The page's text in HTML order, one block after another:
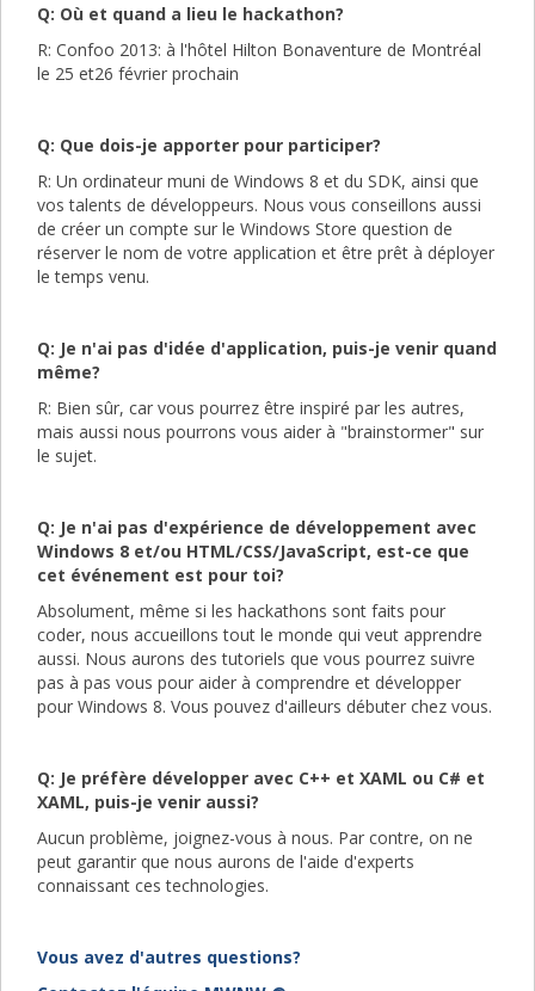
Q: Où et quand a lieu le hackathon?
R: Confoo 2013: à l'hôtel Hilton Bonaventure de Montréal
le 25 et26 février prochain
Q: Que dois-je apporter pour participer?
R: Un ordinateur muni de Windows 8 et du SDK, ainsi que
vos talents de développeurs. Nous vous conseillons aussi
de créer un compte sur le Windows Store question de
réserver le nom de votre application et être prêt à déployer
le temps venu.
Q: Je n'ai pas d'idée d'application, puis-je venir quand
même?
R: Bien sûr, car vous pourrez être inspiré par les autres,
mais aussi nous pourrons vous aider à "brainstormer" sur
le sujet.
Q: Je n'ai pas d'expérience de développement avec
Windows 8 et/ou HTML/CSS/JavaScript, est-ce que
cet événement est pour toi?
Absolument, même si les hackathons sont faits pour
coder, nous accueillons tout le monde qui veut apprendre
aussi. Nous aurons des tutoriels que vous pourrez suivre
pas à pas vous pour aider à comprendre et développer
pour Windows 8. Vous pouvez d'ailleurs débuter chez vous.
Q: Je préfère développer avec C++ et XAML ou C# et
XAML, puis-je venir aussi?
Aucun problème, joignez-vous à nous. Par contre, on ne
peut garantir que nous aurons de l'aide d'experts
connaissant ces technologies.
Vous avez d'autres questions?